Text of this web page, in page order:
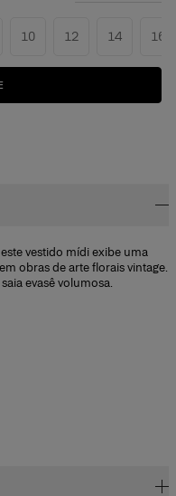
10 12 14 16
vestido mídi exibe uma
obras de arte florais vintage.
evasê volumosa.